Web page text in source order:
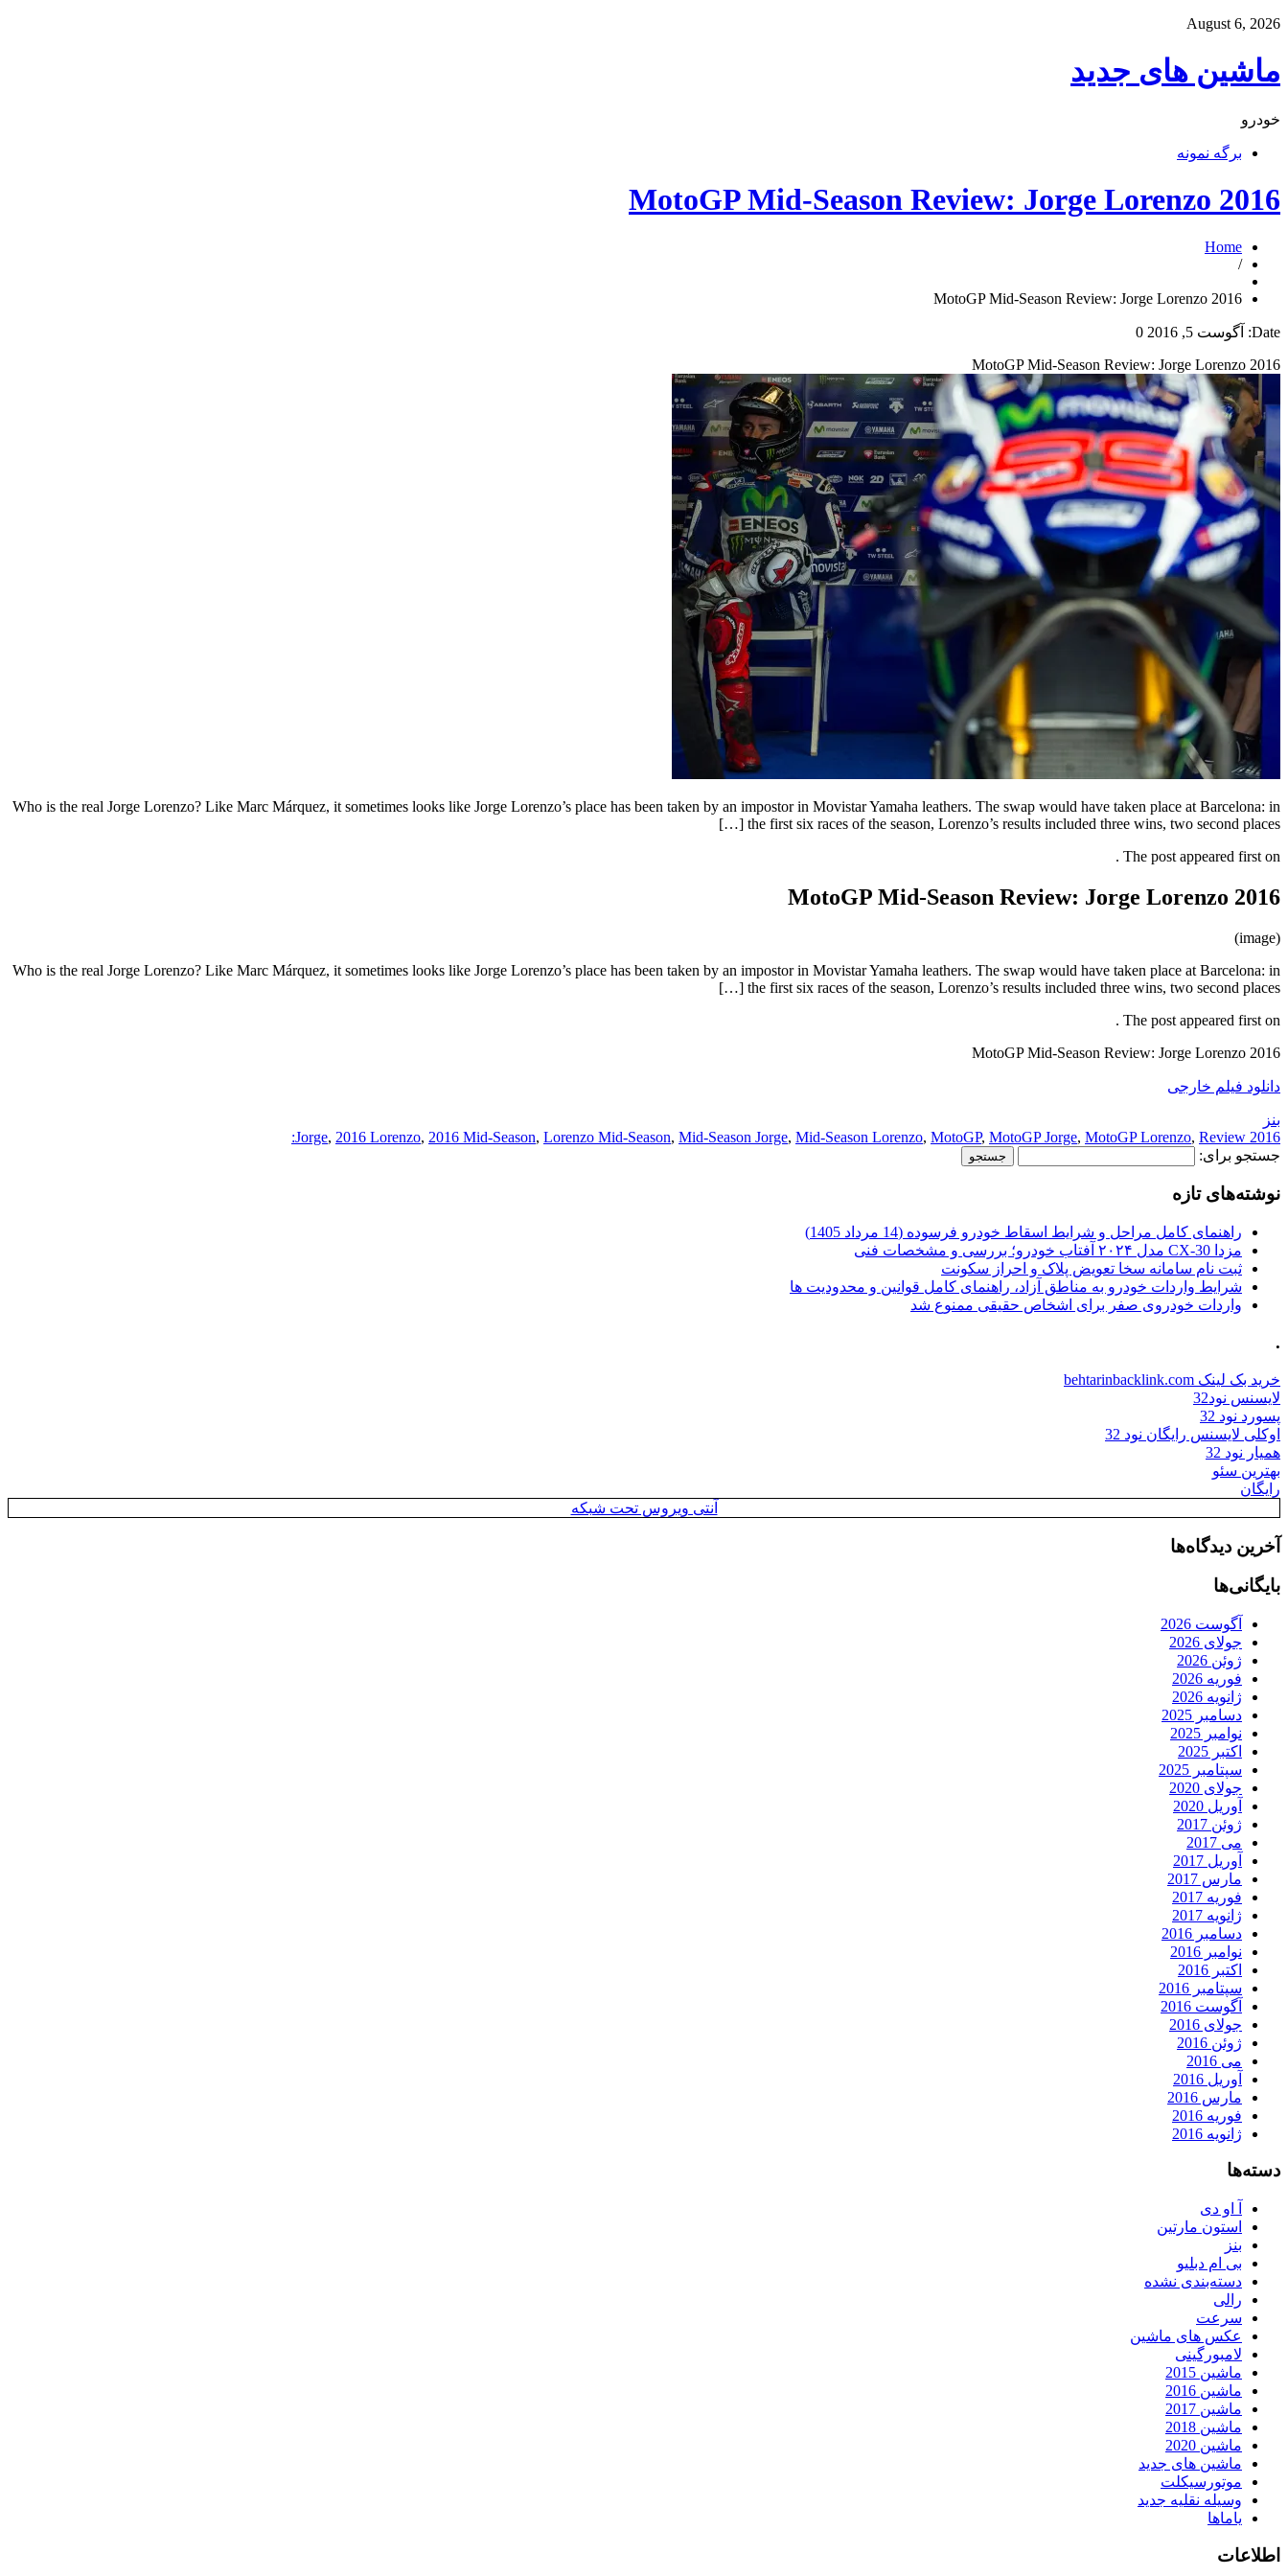
August 6, 2026
ماشین های جدید
خودرو
برگه نمونه
2016 MotoGP Mid-Season Review: Jorge Lorenzo
Home
/
2016 MotoGP Mid-Season Review: Jorge Lorenzo
Date: آگوست 5, 2016
0
2016 MotoGP Mid-Season Review: Jorge Lorenzo
Who is the real Jorge Lorenzo? Like Marc Márquez, it sometimes looks like Jorge Lorenzo’s place has been taken by an impostor in Movistar Yamaha leathers. The swap would have taken place at Barcelona: in
the first six races of the season, Lorenzo’s results included three wins, two second places […]
The post appeared first on .
2016 MotoGP Mid-Season Review: Jorge Lorenzo
(image)
Who is the real Jorge Lorenzo? Like Marc Márquez, it sometimes looks like Jorge Lorenzo’s place has been taken by an impostor in Movistar Yamaha leathers. The swap would have taken place at Barcelona: in
the first six races of the season, Lorenzo’s results included three wins, two second places […]
The post appeared first on .
2016 MotoGP Mid-Season Review: Jorge Lorenzo
دانلود فیلم خارجی
بنز
2016 Jorge
, 2016 Lorenzo, 2016 Mid-Season, Lorenzo Mid-Season, Mid-Season Jorge, Mid-Season Lorenzo, MotoGP, MotoGP Jorge, MotoGP Lorenzo, Review:
جستجو برای:
نوشته‌های تازه
راهنمای کامل مراحل و شرایط اسقاط خودرو فرسوده (14 مرداد 1405)
مزدا CX-30 مدل ۲۰۲۴ آفتاب خودرو؛ بررسی و مشخصات فنی
ثبت نام سامانه سخا تعویض پلاک و احراز سکونت
شرایط واردات خودرو به مناطق آزاد، راهنمای کامل قوانین و محدودیت ها
واردات خودروی صفر برای اشخاص حقیقی ممنوع شد
.
خرید بک لینک behtarinbacklink.com
لایسنس نود32
پسورد نود 32
اوکلی لایسنس رایگان نود 32
همیار نود 32
بهترین سئو
رایگان
آنتی ویروس تحت شبکه
آخرین دیدگاه‌ها
بایگانی‌ها
آگوست 2026
جولای 2026
ژوئن 2026
فوریه 2026
ژانویه 2026
دسامبر 2025
نوامبر 2025
اکتبر 2025
سپتامبر 2025
جولای 2020
آوریل 2020
ژوئن 2017
می 2017
آوریل 2017
مارس 2017
فوریه 2017
ژانویه 2017
دسامبر 2016
نوامبر 2016
اکتبر 2016
سپتامبر 2016
آگوست 2016
جولای 2016
ژوئن 2016
می 2016
آوریل 2016
مارس 2016
فوریه 2016
ژانویه 2016
دسته‌ها
آ او دی
استون مارتین
بنز
بی ام دبلیو
دسته‌بندی نشده
رالی
سرعت
عکس های ماشین
لامبورگینی
ماشین 2015
ماشین 2016
ماشین 2017
ماشین 2018
ماشین 2020
ماشین های جدید
موتورسیکلت
وسیله نقلیه جدید
یاماها
اطلاعات